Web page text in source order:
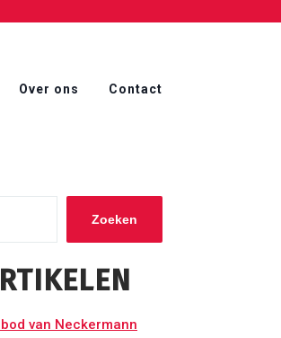
Over ons Contact
Zoeken
van Neckermann